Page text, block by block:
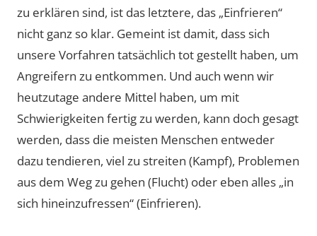
zu erklären sind, ist das letztere, das „Einfrieren“
nicht ganz so klar. Gemeint ist damit, dass sich
unsere Vorfahren tatsächlich tot gestellt haben, um
Angreifern zu entkommen. Und auch wenn wir
heutzutage andere Mittel haben, um mit
Schwierigkeiten fertig zu werden, kann doch gesagt
werden, dass die meisten Menschen entweder
dazu tendieren, viel zu streiten (Kampf), Problemen
aus dem Weg zu gehen (Flucht) oder eben alles „in
sich hineinzufressen“ (Einfrieren).